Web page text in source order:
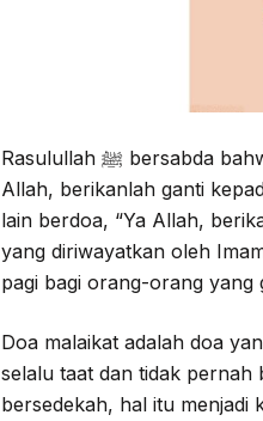
Rasulullah ﷺ bersabda bahwa setiap pagi dua malaikat turun. Salah satu malaikat berdoa, “Ya
Allah, berikanlah ganti
lain berdoa, “Ya Allah,
yang diriwayatkan oleh
pagi bagi orang-orang yang
Doa malaikat adalah doa
selalu taat dan tidak pernah
bersedekah, hal itu menjadi